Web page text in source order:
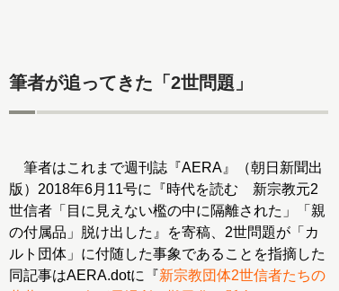
筆者が追ってきた「2世問題」
筆者はこれまで週刊誌『AERA』（朝日新聞出
版）2018年6月11号に『時代を読む 新宗教元2
世信者「目に見えない檻の中に隔離された」「親
の付属品」脱け出した』を寄稿、2世問題が「カ
ルト団体」に付随した事象であることを指摘した
同記事はAERA.dotに『新宗教団体2世信者たちの